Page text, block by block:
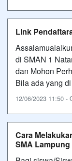
Link
di SMAN 1
dan Mohon
Bila ada yang
12/06/2023 11:50 -
Cara
SMA Lampung